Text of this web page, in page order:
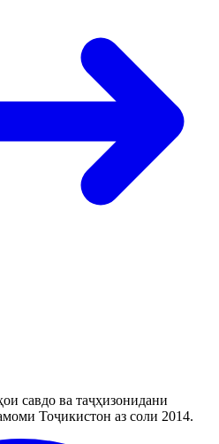
савдо ва таҷҳизонидани
Тоҷикистон аз соли 2014.